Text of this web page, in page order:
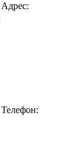
Адрес:
Телефон: